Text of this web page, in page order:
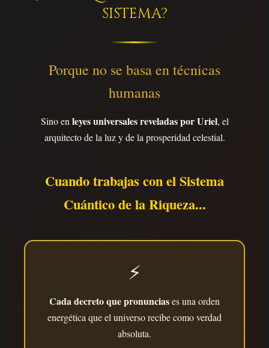
SISTEMA?
Porque no se basa en técnicas
humanas
Sino en leyes universales reveladas por Uriel, el
arquitecto de la luz y de la prosperidad celestial.
Cuando trabajas con el Sistema
Cuántico de la Riqueza...
⚡
Cada decreto que pronunciases una orden
energética que el universo recibe como verdad
absoluta.